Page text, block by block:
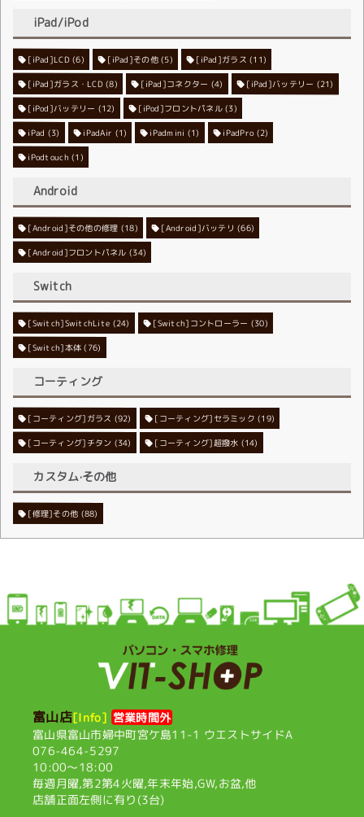
iPad/iPod
[iPad]LCD(6) [iPad]その他 (5) [iPad]ガラス (11)
[iPad]ガラス・LCD(8) [iPad]コネクター (4) [iPad]バッテリー (21)
[iPod]バッテリー (12) [iPod]フロントパネル(3)
iPad (3) iPadAir (1) iPadmini (1) iPadPro(2)
iPodtouch (1)
Android
[Android]その他の修理 (18) [Android]バッテリ (66)
[Android]フロントパネル (34)
Switch
[Switch]SwitchLite (24) [Switch]コントローラー (30)
[Switch]本体 (76)
コーティング
[コーティング]ガラス (92) [コーティング]セラミック (19)
[コーティング]チタン (34) [コーティング]超撥水 (14)
カスタム·その他
[修理]その他 (88)
富山店[Info] 営業時間外
富山県富山市婦中町宮ケ島11-1 ウエストサイドA
076-464-5297
10:00〜18:00
毎週月曜,第2第4火曜,年末年始,GW,お盆,他
店舗正面左側に有り(3台)